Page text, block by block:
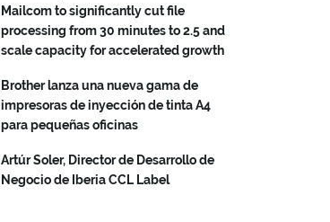
Mailcom to significantly cut file
processing from 30 minutes to 2.5 and
scale capacity for accelerated growth
Brother lanza una nueva gama de
impresoras de inyección de tinta A4
para pequeñas oficinas
Artúr Soler, Director de Desarrollo de
Negocio de Iberia CCL Label